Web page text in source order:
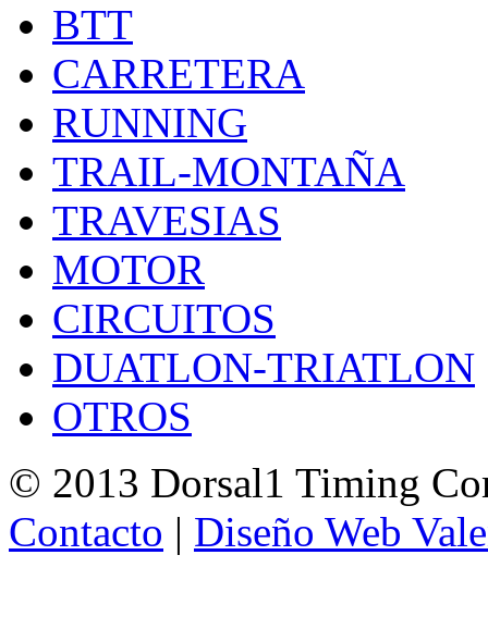
BTT
CARRETERA
RUNNING
TRAIL-MONTAÑA
TRAVESIAS
MOTOR
CIRCUITOS
DUATLON-TRIATLON
OTROS
© 2013 Dorsal1 Timing
Contacto | Diseño Web